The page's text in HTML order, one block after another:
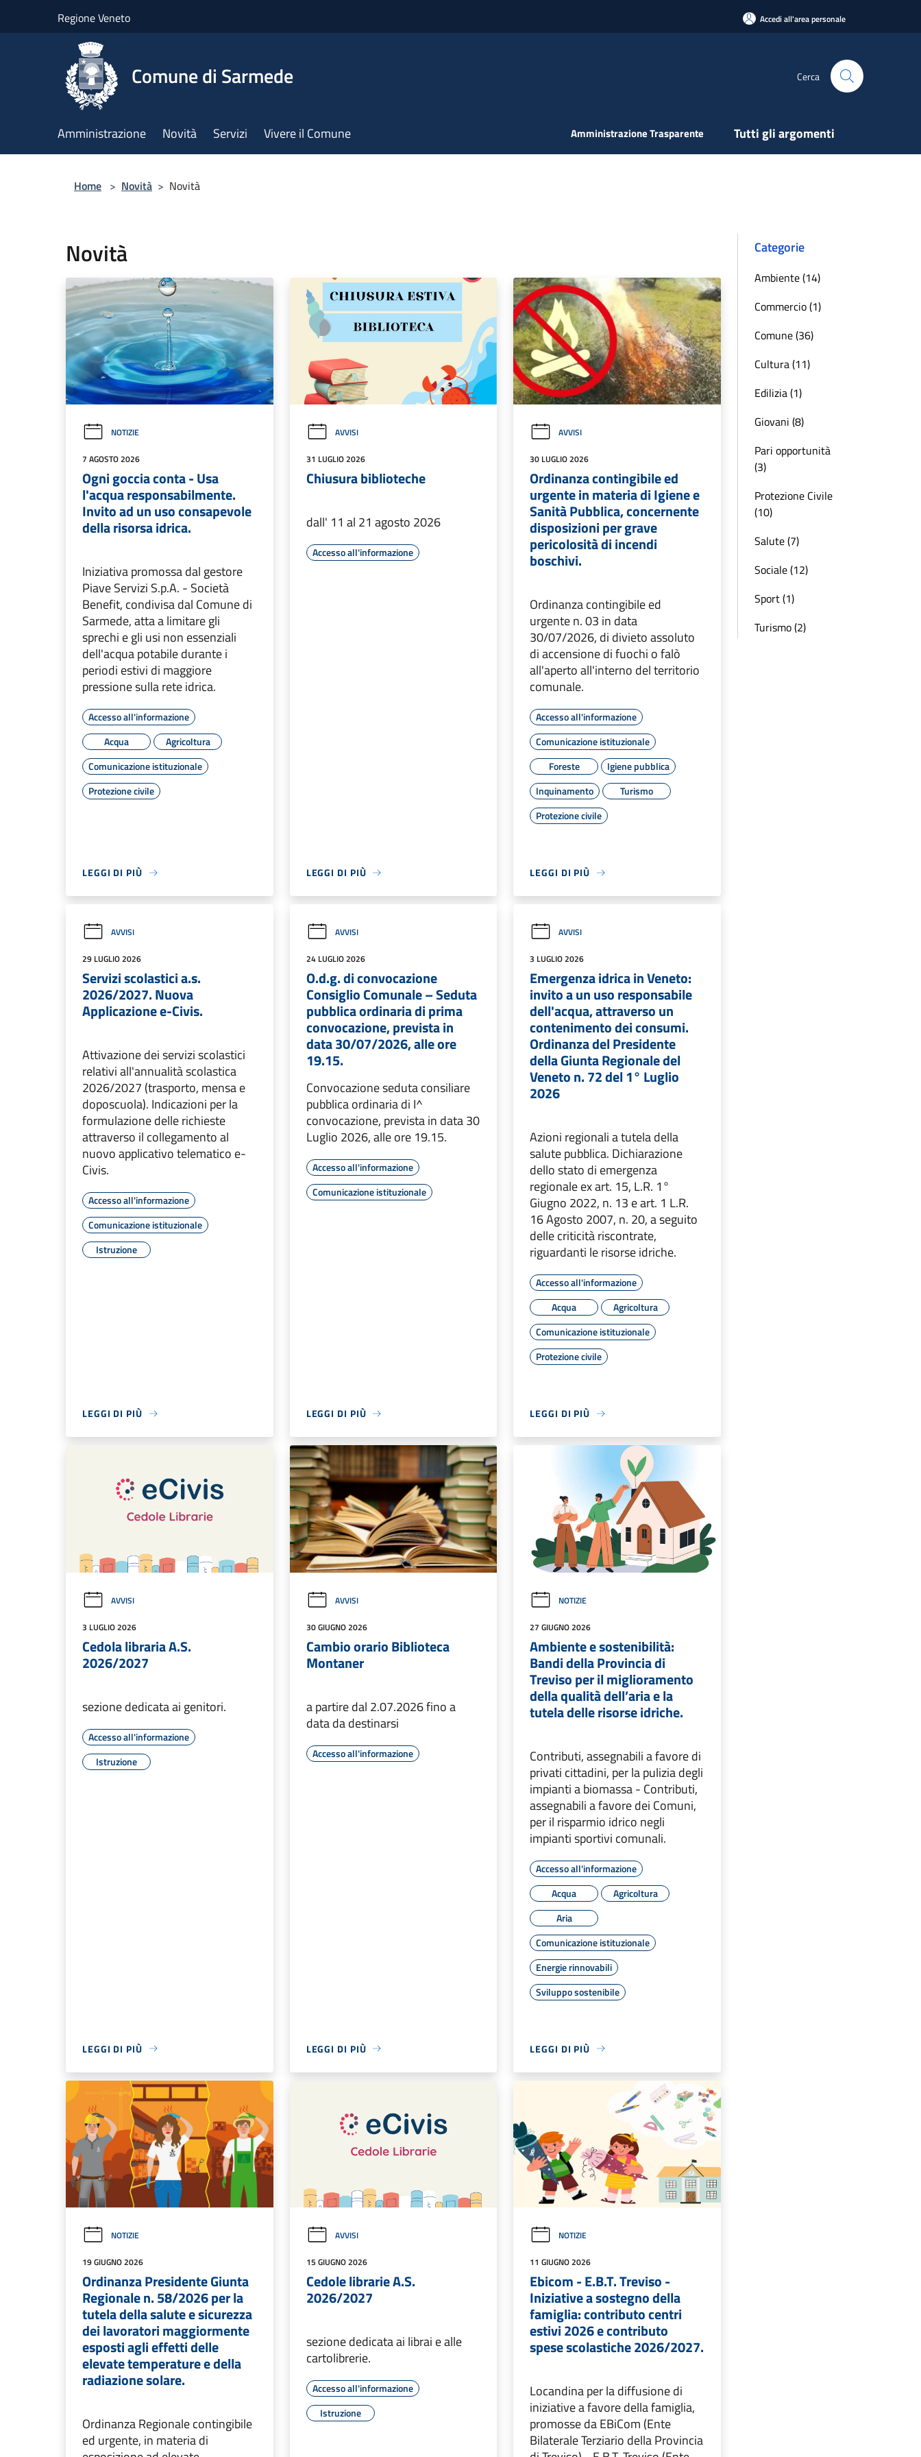
Regione Veneto Accedi all'area personale
Comune di Sarmede Cerca
Amministrazione Novità Servizi Vivere il Comune Amministrazione Trasparente Tutti gli argomenti
Home > Novità > Novità
Novità
NOTIZIE
7 AGOSTO 2026
Ogni goccia conta - Usa
l'acqua responsabilmente.
Invito ad un uso consapevole
della risorsa idrica.
Iniziativa promossa dal gestore
Piave Servizi S.p.A. - Società
Benefit, condivisa dal Comune di
Sarmede, atta a limitare gli
sprechi e gli usi non essenziali
dell'acqua potabile durante i
periodi estivi di maggiore
pressione sulla rete idrica.
Accesso all'informazione
Acqua
Agricoltura
Comunicazione istituzionale
Protezione civile
LEGGI DI PIÙ
AVVISI
31 LUGLIO 2026
Chiusura biblioteche
dall' 11 al 21 agosto 2026
Accesso all'informazione
LEGGI DI PIÙ
AVVISI
30 LUGLIO 2026
Ordinanza contingibile ed
urgente in materia di Igiene e
Sanità Pubblica, concernente
disposizioni per grave
pericolosità di incendi
boschivi.
Ordinanza contingibile ed
urgente n. 03 in data
30/07/2026, di divieto assoluto
di accensione di fuochi o falò
all'aperto all'interno del territorio
comunale.
Accesso all'informazione
Comunicazione istituzionale
Foreste
Igiene pubblica
Inquinamento
Turismo
Protezione civile
LEGGI DI PIÙ
AVVISI
29 LUGLIO 2026
Servizi scolastici a.s.
2026/2027. Nuova
Applicazione e-Civis.
Attivazione dei servizi scolastici
relativi all'annualità scolastica
2026/2027 (trasporto, mensa e
doposcuola). Indicazioni per la
formulazione delle richieste
attraverso il collegamento al
nuovo applicativo telematico e-
Civis.
Accesso all'informazione
Comunicazione istituzionale
Istruzione
LEGGI DI PIÙ
AVVISI
24 LUGLIO 2026
O.d.g. di convocazione
Consiglio Comunale – Seduta
pubblica ordinaria di prima
convocazione, prevista in
data 30/07/2026, alle ore
19.15.
Convocazione seduta consiliare
pubblica ordinaria di I^
convocazione, prevista in data 30
Luglio 2026, alle ore 19.15.
Accesso all'informazione
Comunicazione istituzionale
LEGGI DI PIÙ
AVVISI
3 LUGLIO 2026
Emergenza idrica in Veneto:
invito a un uso responsabile
dell'acqua, attraverso un
contenimento dei consumi.
Ordinanza del Presidente
della Giunta Regionale del
Veneto n. 72 del 1° Luglio
2026
Azioni regionali a tutela della
salute pubblica. Dichiarazione
dello stato di emergenza
regionale ex art. 15, L.R. 1°
Giugno 2022, n. 13 e art. 1 L.R.
16 Agosto 2007, n. 20, a seguito
delle criticità riscontrate,
riguardanti le risorse idriche.
Accesso all'informazione
Acqua
Agricoltura
Comunicazione istituzionale
Protezione civile
LEGGI DI PIÙ
AVVISI
3 LUGLIO 2026
Cedola libraria A.S.
2026/2027
sezione dedicata ai genitori.
Accesso all'informazione
Istruzione
LEGGI DI PIÙ
AVVISI
30 GIUGNO 2026
Cambio orario Biblioteca
Montaner
a partire dal 2.07.2026 fino a
data da destinarsi
Accesso all'informazione
LEGGI DI PIÙ
NOTIZIE
27 GIUGNO 2026
Ambiente e sostenibilità:
Bandi della Provincia di
Treviso per il miglioramento
della qualità dell’aria e la
tutela delle risorse idriche.
Contributi, assegnabili a favore di
privati cittadini, per la pulizia degli
impianti a biomassa - Contributi,
assegnabili a favore dei Comuni,
per il risparmio idrico negli
impianti sportivi comunali.
Accesso all'informazione
Acqua
Agricoltura
Aria
Comunicazione istituzionale
Energie rinnovabili
Sviluppo sostenibile
LEGGI DI PIÙ
NOTIZIE
19 GIUGNO 2026
Ordinanza Presidente Giunta
Regionale n. 58/2026 per la
tutela della salute e sicurezza
dei lavoratori maggiormente
esposti agli effetti delle
elevate temperature e della
radiazione solare.
Ordinanza Regionale contingibile
ed urgente, in materia di
AVVISI
15 GIUGNO 2026
Cedole librarie A.S.
2026/2027
sezione dedicata ai librai e alle
cartolibrerie.
Accesso all'informazione
Istruzione
NOTIZIE
11 GIUGNO 2026
Ebicom - E.B.T. Treviso -
Iniziative a sostegno della
famiglia: contributo centri
estivi 2026 e contributo
spese scolastiche 2026/2027.
Locandina per la diffusione di
iniziative a favore della famiglia,
promosse da EBiCom (Ente
Bilaterale Terziario della Provincia
Categorie
Ambiente (14)
Commercio (1)
Comune (36)
Cultura (11)
Edilizia (1)
Giovani (8)
Pari opportunità
(3)
Protezione Civile
(10)
Salute (7)
Sociale (12)
Sport (1)
Turismo (2)